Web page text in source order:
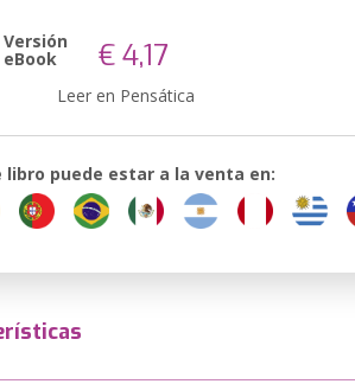
Versión
eBook € 4,17
Leer en Pensática
libro puede estar a la venta en: